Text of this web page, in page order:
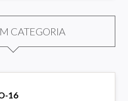
CATEGORIA
16